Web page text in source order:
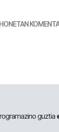
guztia